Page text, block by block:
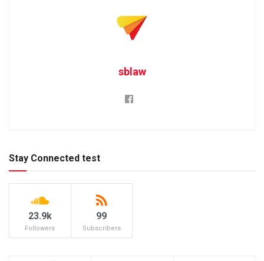
sblaw
Stay Connected test
23.9k
Followers
99
Subscribers